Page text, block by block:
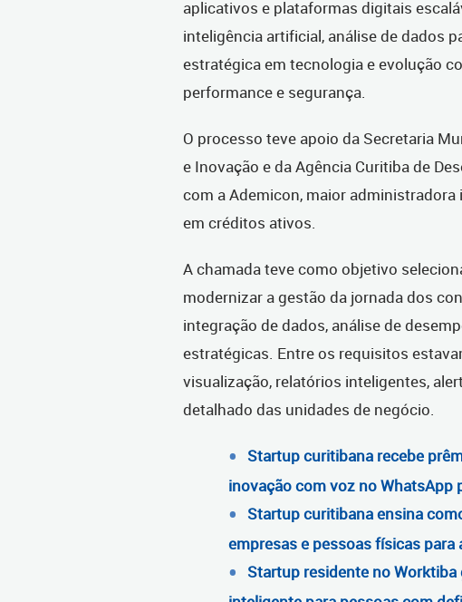
aplicativos e plataformas digitais
inteligência artificial, análise de dados
estratégica em tecnologia e evolução
performance e segurança.
O processo teve apoio da Secretaria
e Inovação e da Agência Curitiba de
com a Ademicon, maior
em créditos ativos.
A chamada teve como objetivo
modernizar a gestão da jornada dos
integração de dados, análise de
estratégicas. Entre os requisitos
visualização, relatórios inteligentes,
detalhado das unidades de negócio.
Startup curitibana recebe
inovação com voz no WhatsApp
Startup curitibana ensina
empresas e pessoas físicas para
Startup residente no